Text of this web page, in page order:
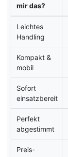
mir das?
Leichtes
Handling
Kompakt &
mobil
Sofort
einsatzbereit
Perfekt
abgestimmt
Preis-